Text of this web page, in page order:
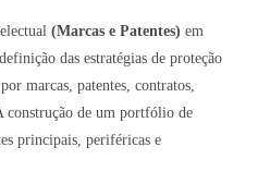
(Marcas e Patentes) em
definição das estratégias de proteção
marcas, patentes, contratos,
construção de um portfólio de
principais, periféricas e